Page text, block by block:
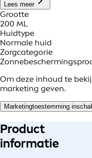
Lees meer
Grootte
200 ML
Huidtype
Normale huid
Zorgcategorie
Om deze inhoud te
marketing geven.
Marketingtoestemming
Product
informatie